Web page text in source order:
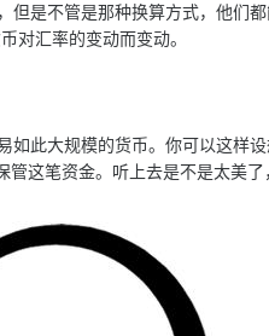
是不管是那种换算方式，他们
对汇率的变动而变动。
此大规模的货币。你可以这样
这笔资金。听上去是不是太美